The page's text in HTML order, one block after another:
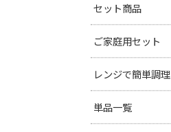
セット商品
ご家庭用セット
レンジで簡単調理
単品一覧